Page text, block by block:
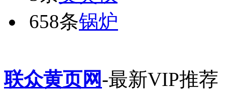
658条锅炉
联众黄页网-最新VIP推荐